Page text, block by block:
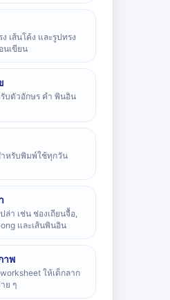
เส้นโค้ง และรูปทรง
นเขียน
บตัวอักษร คำ พินอิน
หรับพิมพ์ใช้ทุกวัน
ล่า เช่น ช่องเถียนจื้อ,
และเส้นพินอิน
าพ
ให้เด็กลาก
ย ๆ